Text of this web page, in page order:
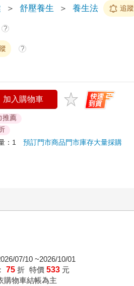
＞ 舒壓養生 ＞ 養生法 追蹤
?
?
加入購物車
推薦
量：1預訂門市商品門市庫存大量採購
07/10 ~2026/10/01
75 折 特價 533 元
購物車結帳為主